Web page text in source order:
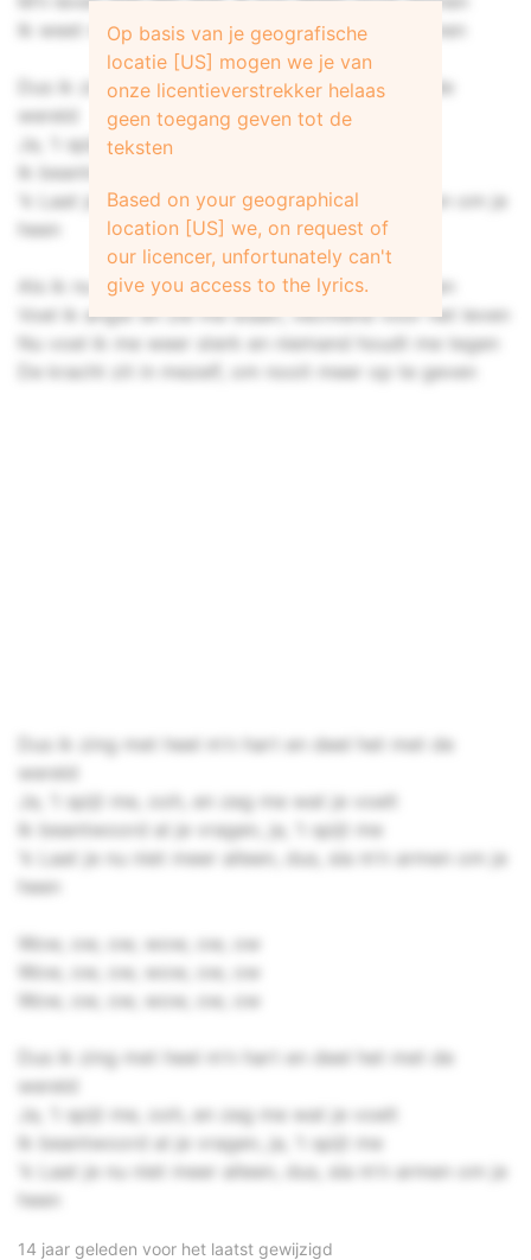
Ik weet nu ook niet precies, war ik moet beginnen
Dus ik zing met heel m’n hart en deel het met de
wereld
Ja, ’t spijt me, ooh, en zeg me wat je voelt
Ik beantwoord al je vragen, ja, ’t spijt me
'k Laat je nu niet meer alleen, dus, sla m’n armen om je
heen
Als ik nu denk aan toen en graaf in mijn verleden
Voel ik angst en zie me staan, vechtend voor het leven
Nu voel ik me weer sterk en niemand houdt me tegen
De kracht zit in mezelf, om nooit meer op te geven
Dus ik zing met heel m’n hart en deel het met de
wereld
Ja, ’t spijt me, ooh, en zeg me wat je voelt
Ik beantwoord al je vragen, ja, ’t spijt me
'k Laat je nu niet meer alleen, dus, sla m’n armen om je
heen
Wow, ow, ow, wow, ow, ow
Wow, ow, ow, wow, ow, ow
Wow, ow, ow, wow, ow, ow
Dus ik zing met heel m’n hart en deel het met de
wereld
Ja, ’t spijt me, ooh, en zeg me wat je voelt
Ik beantwoord al je vragen, ja, ’t spijt me
'k Laat je nu niet meer alleen, dus, sla m’n armen om je
heen
Op basis van je geografische
locatie [US] mogen we je van
onze licentieverstrekker helaas
geen toegang geven tot de
teksten
Based on your geographical
location [US] we, on request of
our licencer, unfortunately can't
give you access to the lyrics.
14 jaar geleden voor het laatst gewijzigd